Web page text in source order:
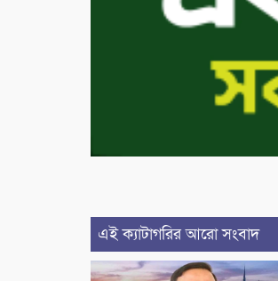
এই ক্যাটাগরির আরো সংবাদ